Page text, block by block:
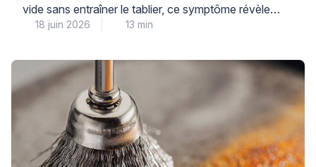
vide sans entraîner le tablier, ce symptôme révèle
généralement un problème au niveau du treuil ou des
panne courante nécessite un diagnostic méthodique
pour identifier précisément l’origine du
dysfonctionnement et éviter d’aggraver la situation
par une intervention inadaptée. Plus […]
18 juin 2026 13 min